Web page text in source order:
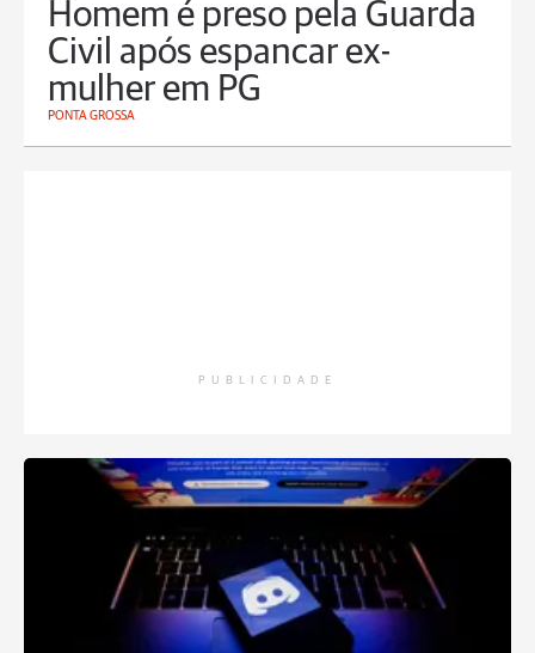
Homem é preso pela Guarda
Civil após espancar ex-
mulher em PG
PONTA GROSSA
PUBLICIDADE